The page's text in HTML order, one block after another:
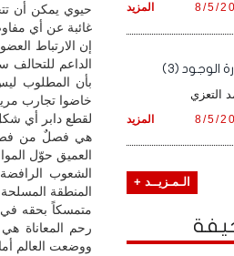
حيوي يمكن أن
غائبة عن أي
إن الارتباط
الداعم
بأن المطلوب
خاضوا تجارب
لقطع دابر أي
هي فصلٌ من
العميق حوّل
الشعوب
المنطقة
متمسكاً بحقه في
رحم المعاناة
ووضعت العالم
المزيد 8/5/
الوجود (3)
التعزي
المزيد 8/5/
الـمـزيــد +